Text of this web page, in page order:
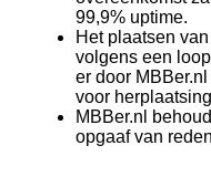
99,9% uptime.
Het plaatsen
volgens een
er door
voor
MBBer.nl
opgaaf van